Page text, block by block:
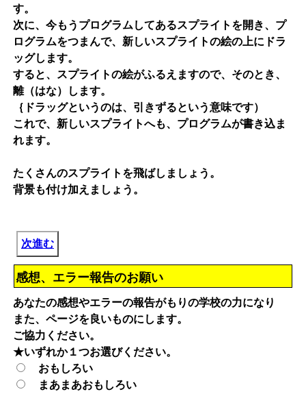
す。
次に、今もうプログラムしてあるスプライトを開き、プ
ログラムをつまんで、新しいスプライトの絵の上にドラ
ッグします。
すると、スプライトの絵がふるえますので、そのとき、
離（はな）します。
｛ドラッグというのは、引きずるという意味です）
これで、新しいスプライトへも、プログラムが書き込ま
れます。
たくさんのスプライトを飛ばしましょう。
背景も付け加えましょう。
次進む
感想、エラー報告のお願い
あなたの感想やエラーの報告がもりの学校の力になり
また、ページを良いものにします。
ご協力ください。
★いずれか１つお選びください。
おもしろい
まあまあおもしろい